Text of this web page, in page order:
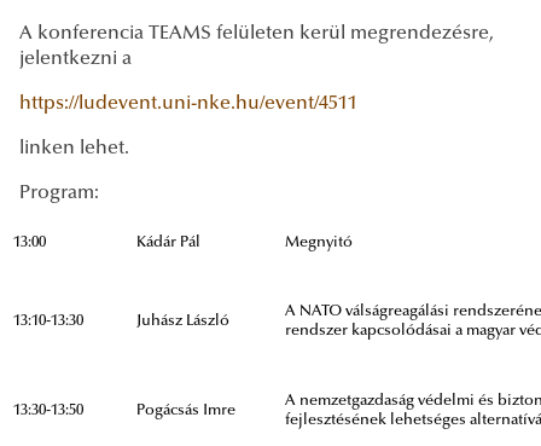
A konferencia TEAMS felületen kerül megrendezésre,
jelentkezni a
https://ludevent.uni-nke.hu/event/4511
linken lehet.
Program:
13:00 Kádár Pál Megnyitó
13:10-13:30 Juhász László
A NATO válságreagálási
rendszer kapcsolódásai a magyar
13:30-13:50 Pogácsás Imre
A nemzetgazdaság védelmi és
fejlesztésének lehetséges